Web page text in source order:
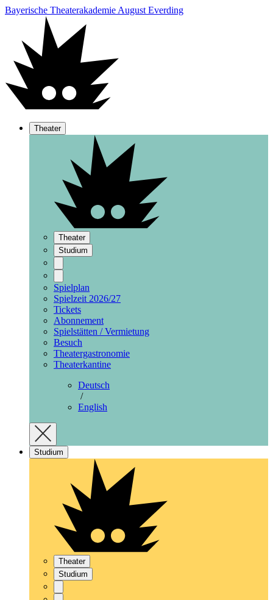
Bayerische Theaterakademie August Everding
Theater
Theater
Studium
Spielplan
Spielzeit 2026/27
Tickets
Abonnement
Spielstätten / Vermietung
Besuch
Theatergastronomie
Theaterkantine
Deutsch
/
English
Studium
Theater
Studium